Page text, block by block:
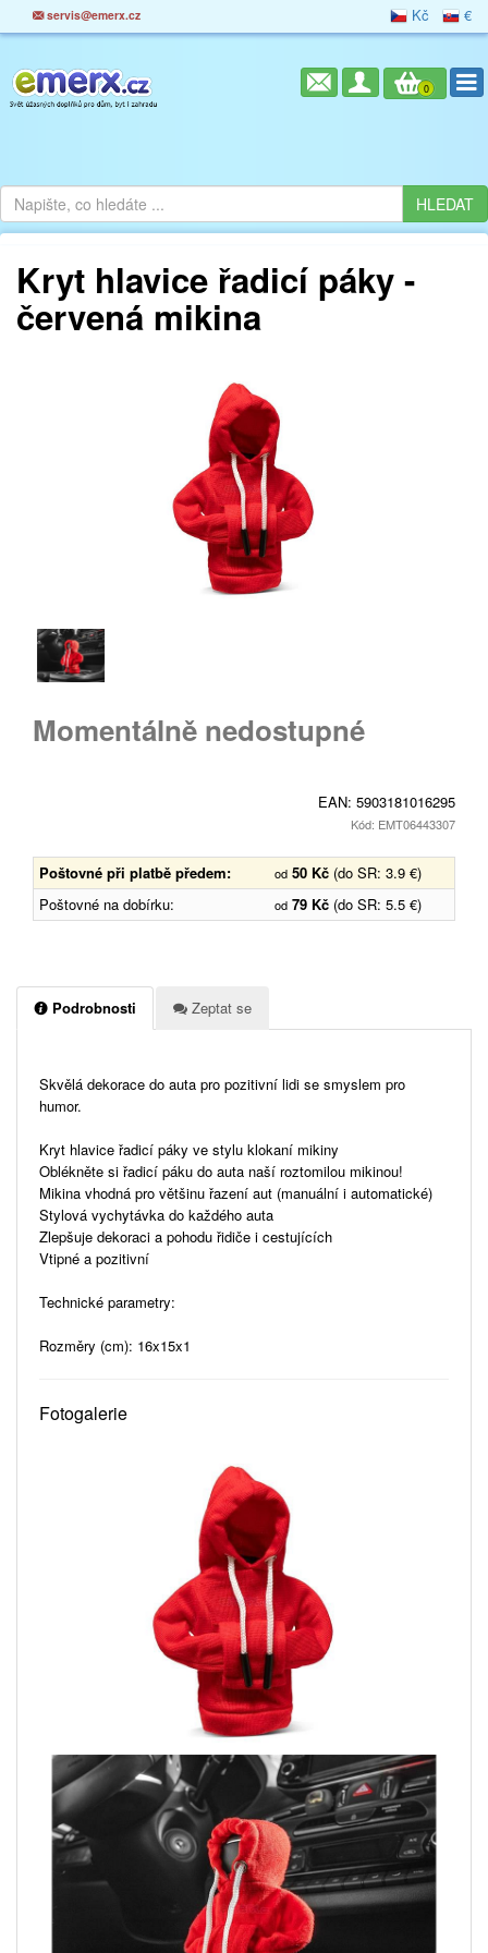
servis@emerx.cz Kč €
0
Kryt hlavice řadicí páky -
červená mikina
Momentálně nedostupné
EAN: 5903181016295
Kód: EMT06443307
Poštovné při platbě předem: od 50 Kč (do SR: 3.9 €)
Poštovné na dobírku:
od 79 Kč (do SR: 5.5 €)
Podrobnosti Zeptat se
Skvělá dekorace do auta pro pozitivní lidi se smyslem pro
humor.
Kryt hlavice řadicí páky ve stylu klokaní mikiny
Oblékněte si řadicí páku do auta naší roztomilou mikinou!
Mikina vhodná pro většinu řazení aut (manuální i automatické)
Stylová vychytávka do každého auta
Zlepšuje dekoraci a pohodu řidiče i cestujících
Vtipné a pozitivní
Technické parametry:
Rozměry (cm): 16x15x1
Fotogalerie